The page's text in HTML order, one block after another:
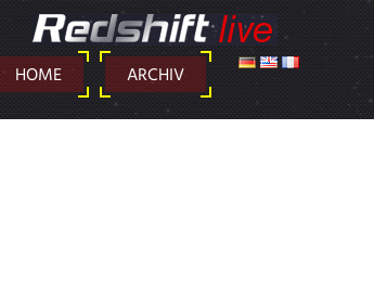
HOME ARCHIV
DEUTSCH ENGLISH FRANÇAIS